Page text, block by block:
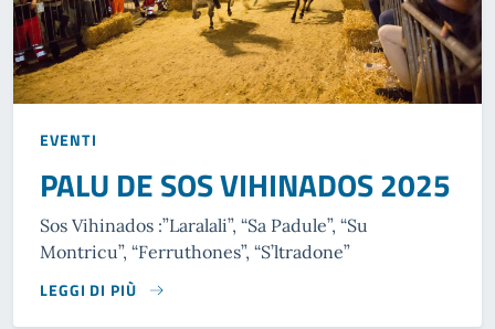
EVENTI
PALU DE SOS VIHINADOS 2025
Sos Vihinados :”Laralali”, “Sa Padule”, “Su
Montricu”, “Ferruthones”, “S’ltradone”
LEGGI DI PIÙ